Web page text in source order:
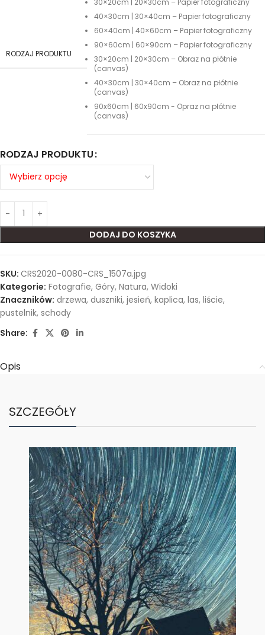
RODZAJ PRODUKTU
40×30cm | 30×40cm – Papier fotograficzny
60×40cm | 40×60cm – Papier fotograficzny
90×60cm | 60×90cm – Papier fotograficzny
30×20cm | 20×30cm – Obraz na płótnie
(canvas)
40×30cm | 30×40cm – Obraz na płótnie
(canvas)
90x60cm | 60x90cm - Opraz na płótnie
(canvas)
RODZAJ PRODUKTU
DODAJ DO KOSZYKA
SKU: CRS2020-0080-CRS_1507a.jpg
Kategorie: Fotografie, Góry, Natura, Widoki
Znaczników: drzewa, duszniki, jesień, kaplica, las, liście,
pustelnik, schody
Share:
Opis
SZCZEGÓŁY